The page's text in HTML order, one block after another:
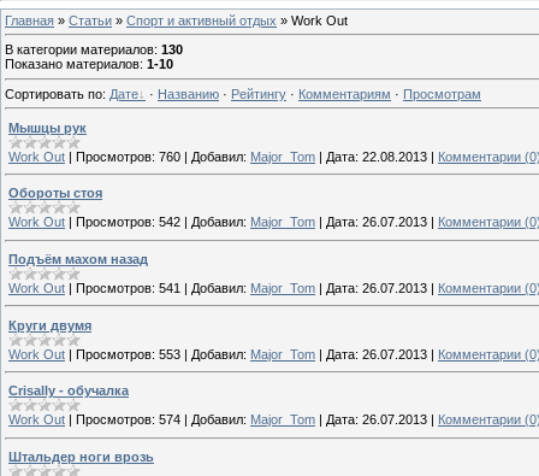
Главная » Статьи » Спорт и активный отдых » Work Out
В категории материалов: 130
Показано материалов: 1-10
Сортировать по: Дате · Названию · Рейтингу · Комментариям · Просмотрам
Мышцы рук
Work Out | Просмотров: 760 | Добавил: Major_Tom | Дата: 22.08.2013 | Комментарии
Обороты стоя
Work Out
Просмотров: 542 Добавил: Major_Tom Дата: 26.07.2013 Комментарии
Подъём махом назад
Work Out | Просмотров: 541 | Добавил: Major_Tom | Дата: 26.07.2013 | Комментарии
Круги двумя
Work Out | Просмотров: 553 | Добавил: Major_Tom | Дата: 26.07.2013 | Комментарии
Crisally - обучалка
Work Out
Просмотров: 574 Добавил: Major_Tom Дата: 26.07.2013 Комментарии
Штальдер ноги врозь